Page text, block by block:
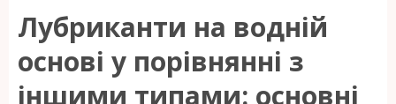
Лубриканти на водній
основі у порівнянні з
іншими типами: основні